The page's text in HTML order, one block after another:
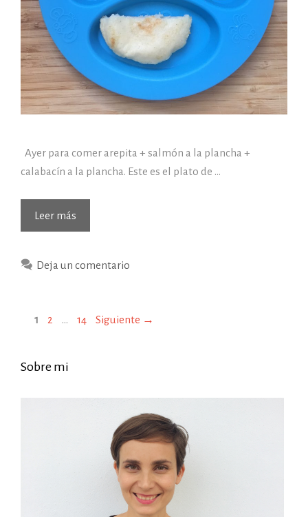
Ayer para comer arepita + salmón a la plancha +
calabacín a la plancha. Este es el plato de …
Leer más
Deja un comentario
1 2 … 14 Siguiente →
Sobre mi